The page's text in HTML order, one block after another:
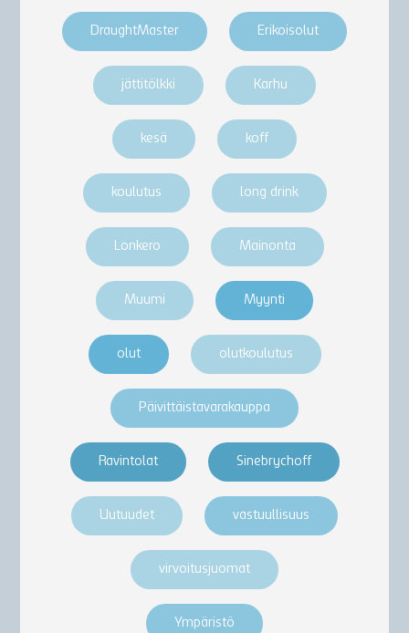
DraughtMaster Erikoisolut
jättitölkki Karhu
kesä koff
koulutus long drink
Lonkero Mainonta
Muumi Myynti
olut olutkoulutus
Päivittäistavarakauppa
Ravintolat Sinebrychoff
Uutuudet vastuullisuus
virvoitusjuomat
Ympäristö